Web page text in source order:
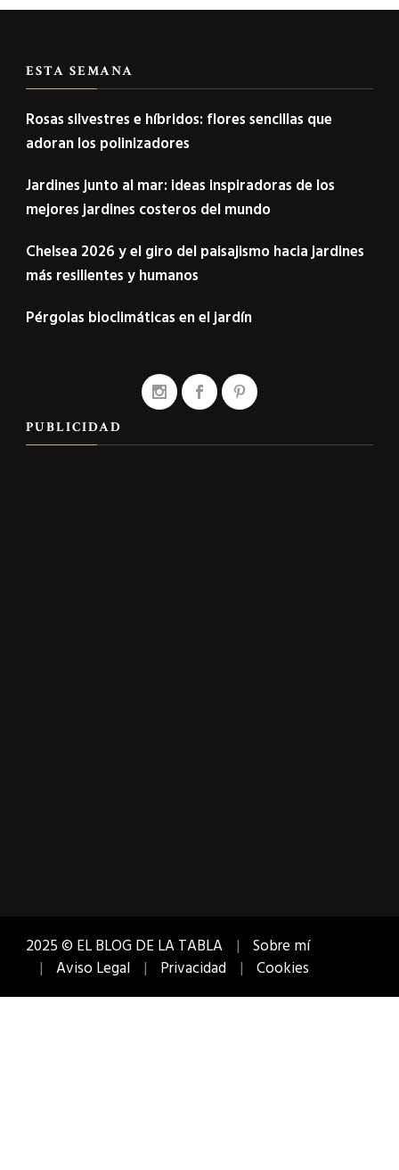
ESTA SEMANA
Rosas silvestres e híbridos: flores sencillas que
adoran los polinizadores
Jardines junto al mar: ideas inspiradoras de los
mejores jardines costeros del mundo
Chelsea 2026 y el giro del paisajismo hacia jardines
más resilientes y humanos
Pérgolas bioclimáticas en el jardín
PUBLICIDAD
2025 © EL BLOG DE LA TABLA
Sobre mí
Aviso Legal
Privacidad Cookies